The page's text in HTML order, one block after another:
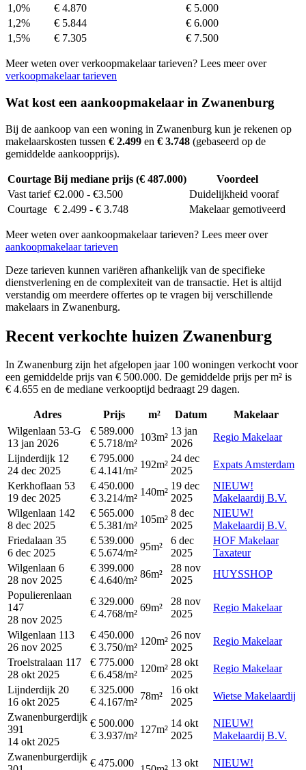
1,0%
€ 4.870
€ 5.000
1,2%
€ 5.844
€ 6.000
1,5%
€ 7.305 € 7.500
Meer weten over verkoopmakelaar tarieven? Lees meer over
verkoopmakelaar tarieven
Wat kost een aankoopmakelaar in Zwanenburg
Bij de aankoop van een woning in Zwanenburg kun je rekenen op
makelaarskosten tussen € 2.499 en € 3.748 (gebaseerd op de
gemiddelde aankoopprijs).
Courtage Bij mediane prijs (€ 487.000)
Voordeel
Vast tarief €2.000 - €3.500
Duidelijkheid vooraf
Courtage € 2.499 - € 3.748 Makelaar gemotiveerd
Meer weten over aankoopmakelaar tarieven? Lees meer over
aankoopmakelaar tarieven
Deze tarieven kunnen variëren afhankelijk van de specifieke
dienstverlening en de complexiteit van de transactie. Het is altijd
verstandig om meerdere offertes op te vragen bij verschillende
makelaars in Zwanenburg.
Recent verkochte huizen Zwanenburg
In Zwanenburg zijn het afgelopen jaar 100 woningen verkocht voor
een gemiddelde prijs van € 500.000. De gemiddelde prijs per m² is
€ 4.655 en de mediane verkooptijd bedraagt 29 dagen.
Adres Prijs m² Datum
Makelaar
Wilgenlaan 53-G
13 jan 2026
€ 589.000
€ 5.718/m²
103m²
13 jan
2026
Regio Makelaar
Lijnderdijk 12
24 dec 2025
€ 795.000
€ 4.141/m²
192m²
24 dec
2025
Expats Amsterdam
Kerkhoflaan 53
19 dec 2025
€ 450.000
€ 3.214/m²
140m²
19 dec
2025
NIEUW!
Makelaardij B.V.
Wilgenlaan 142
8 dec 2025
€ 565.000
€ 5.381/m²
105m²
8 dec
2025
NIEUW!
Makelaardij B.V.
Friedalaan 35
6 dec 2025
€ 539.000
€ 5.674/m²
95m²
6 dec
2025
HOF Makelaar
Taxateur
Wilgenlaan 6
28 nov 2025
€ 399.000
€ 4.640/m²
86m²
28 nov
2025
HUYSSHOP
Populierenlaan
147
28 nov 2025
€ 329.000
€ 4.768/m²
69m²
28 nov
2025
Regio Makelaar
Wilgenlaan 113
26 nov 2025
€ 450.000
€ 3.750/m²
120m²
26 nov
2025
Regio Makelaar
Troelstralaan 117
28 okt 2025
€ 775.000
€ 6.458/m²
120m²
28 okt
2025
Regio Makelaar
Lijnderdijk 20
16 okt 2025
€ 325.000
€ 4.167/m²
78m²
16 okt
2025
Wietse Makelaardij
Zwanenburgerdijk
391
14 okt 2025
€ 500.000
€ 3.937/m²
127m²
14 okt
2025
NIEUW!
Makelaardij B.V.
Zwanenburgerdijk
€ 475.000
13 okt
NIEUW!